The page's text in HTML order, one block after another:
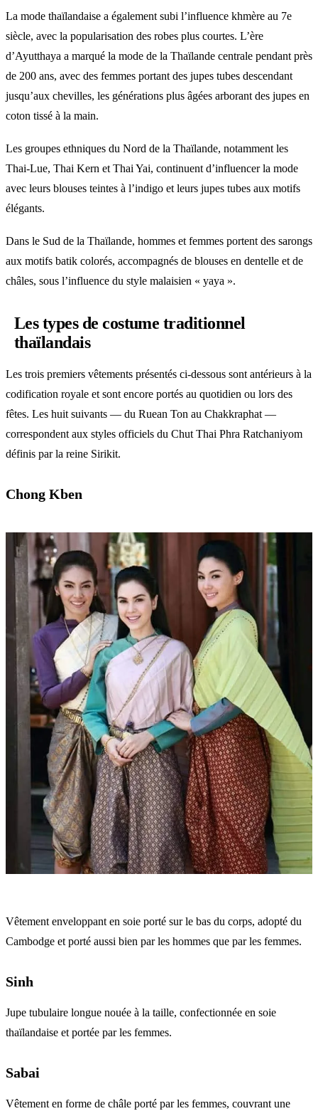
La mode thaïlandaise a également subi l’influence khmère au 7e
siècle, avec la popularisation des robes plus courtes. L’ère
d’Ayutthaya a marqué la mode de la Thaïlande centrale pendant près
de 200 ans, avec des femmes portant des jupes tubes descendant
jusqu’aux chevilles, les générations plus âgées arborant des jupes en
coton tissé à la main.
Les groupes ethniques du Nord de la Thaïlande, notamment les
Thai-Lue, Thai Kern et Thai Yai, continuent d’influencer la mode
avec leurs blouses teintes à l’indigo et leurs jupes tubes aux motifs
élégants.
Dans le Sud de la Thaïlande, hommes et femmes portent des sarongs
aux motifs batik colorés, accompagnés de blouses en dentelle et de
châles, sous l’influence du style malaisien « yaya ».
Les types de costume traditionnel
thaïlandais
Les trois premiers vêtements présentés ci-dessous sont antérieurs à la
codification royale et sont encore portés au quotidien ou lors des
fêtes. Les huit suivants — du Ruean Ton au Chakkraphat —
correspondent aux styles officiels du Chut Thai Phra Ratchaniyom
définis par la reine Sirikit.
Chong Kben
Vêtement enveloppant en soie porté sur le bas du corps, adopté du
Cambodge et porté aussi bien par les hommes que par les femmes.
Sinh
Jupe tubulaire longue nouée à la taille, confectionnée en soie
thaïlandaise et portée par les femmes.
Sabai
Vêtement en forme de châle porté par les femmes, couvrant une